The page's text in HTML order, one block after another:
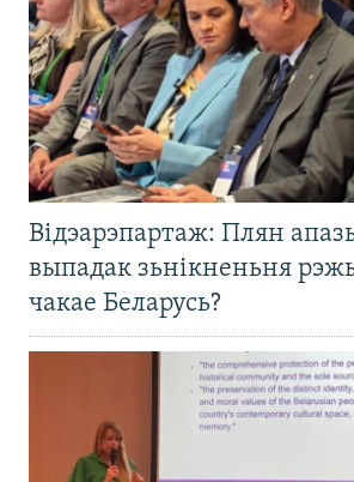
Відэарэпартаж: Плян
выпадак зьнікненьня
чакае Беларусь?